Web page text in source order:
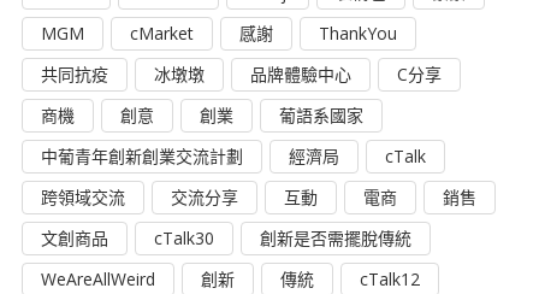
MGM
cMarket 感謝
ThankYou
共同抗疫
冰墩墩 品牌體驗中心
C分享
商機
創意 創業
葡語系國家
中葡青年創新創業交流計劃
經濟局
cTalk
跨領域交流
交流分享 互動 電商
銷售
文創商品
cTalk30
創新是否需擺脫傳統
WeAreAllWeird
創新 傳統
cTalk12